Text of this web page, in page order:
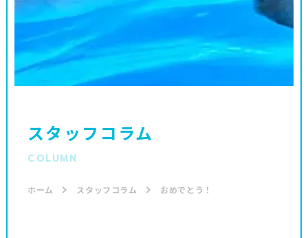
スタッフコラム
COLUMN
ホーム スタッフコラム おめでとう！